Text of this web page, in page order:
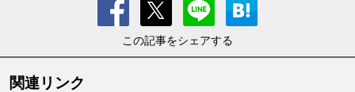
この記事をシェアする
関連リンク